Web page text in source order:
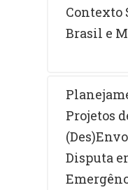
Contexto
Brasil e
Projetos
Disputa